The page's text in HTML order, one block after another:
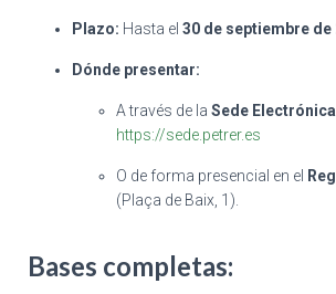
Plazo: Hasta el 30 de septiembre de
Dónde presentar:
A través de la Sede Electrónica
https://sede.petrer.es
O de forma presencial en el
(Plaça de Baix, 1)
Bases completas: